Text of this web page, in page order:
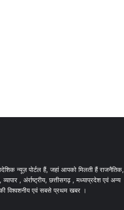
न्यूज़ पोर्टल हैं, जहां आपको मिलती हैं राजनैतिक,
, अंर्राष्ट्रीय, छत्तीसगढ़ , मध्याप्रदेश एवं अन्य
की विश्वशनीय एवं सबसे प्रथम खबर ।